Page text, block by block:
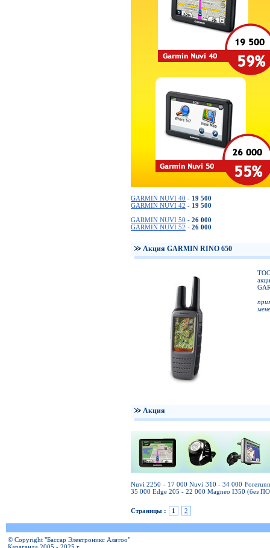
GARMIN NUVI 40 - 19 500
GARMIN NUVI 42 - 19 500
GARMIN NUVI 50 - 26 000
GARMIN NUVI 52 - 26 000
Акция GARMIN RINO 650
ТОО
Акция
Nuvi 2250 - 17 000 Nuvi 310 - 34 000
35 000 Edge 205 - 22 000 Magneo I350 (без
Страницы : 1 2
© Copyright "Бассар Электроникс Алатоо"